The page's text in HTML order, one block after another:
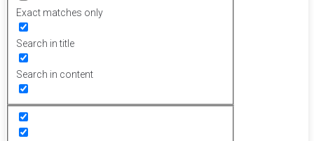
Exact matches only
Search in title
Search in content